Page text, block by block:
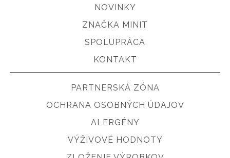
NOVINKY
ZNAČKA MINIT
SPOLUPRÁCA
KONTAKT
PARTNERSKÁ ZÓNA
OCHRANA OSOBNÝCH ÚDAJOV
ALERGÉNY
VÝŽIVOVÉ HODNOTY